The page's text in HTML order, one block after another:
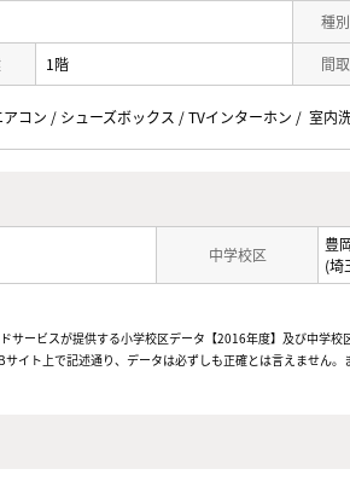
種
1階 間
コン / シューズボックス / TVインターホン / 室内
中学校区
豊
(埼
サービスが提供する小学校区データ【2016年度】及び中学
イト上で記述通り、データは必ずしも正確とは言えません